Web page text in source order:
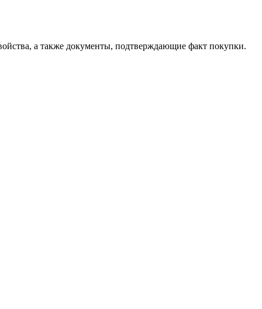
а также документы, подтверждающие факт покупки.